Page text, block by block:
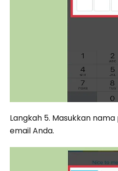
Langkah 5. Masukkan
email Anda.